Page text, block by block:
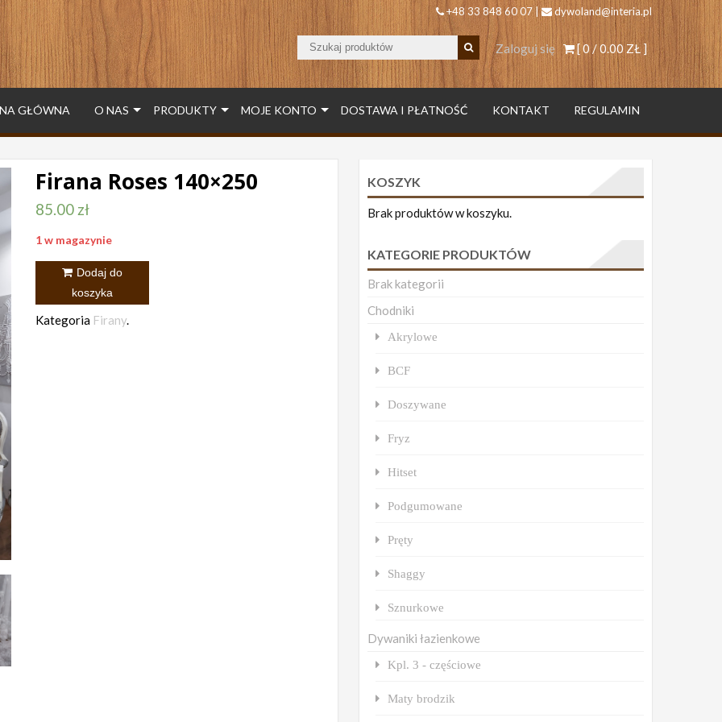
+48 33 848 60 07 | dywoland@interia.pl
[ 0 /0.00 ZŁ]
Zaloguj się
GŁÓWNA O NAS PRODUKTY MOJE KONTO DOSTAWA I PŁATNOŚĆ KONTAKT REGULAMIN
Firana Roses 140×250
85.00 zł
1 w magazynie
Roses
Dodaj do
koszyka
Kategoria Firany.
KOSZYK
Brak produktów w koszyku.
KATEGORIE PRODUKTÓW
Brak kategorii
Chodniki
Akrylowe
BCF
Doszywane
Fryz
Hitset
Podgumowane
Pręty
Shaggy
Sznurkowe
Dywaniki łazienkowe
Kpl. 3 - częściowe
Maty brodzik